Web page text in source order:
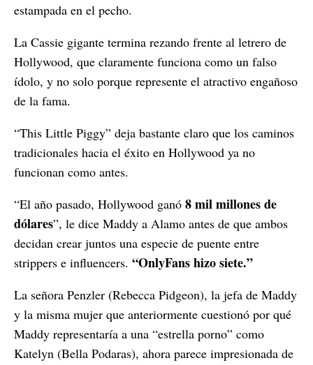
estampada en el pecho.
La Cassie gigante termina rezando frente al letrero de
Hollywood, que claramente funciona como un falso
ídolo, y no solo porque represente el atractivo engañoso
de la fama.
“This Little Piggy” deja bastante claro que los caminos
tradicionales hacia el éxito en Hollywood ya no
funcionan como antes.
“El año pasado, Hollywood ganó 8 mil millones de
dólares”, le dice Maddy a Alamo antes de que ambos
decidan crear juntos una especie de puente entre
strippers e influencers. “OnlyFans hizo siete.”
La señora Penzler (Rebecca Pidgeon), la jefa de Maddy
y la misma mujer que anteriormente cuestionó por qué
Maddy representaría a una “estrella porno” como
Katelyn (Bella Podaras), ahora parece impresionada de